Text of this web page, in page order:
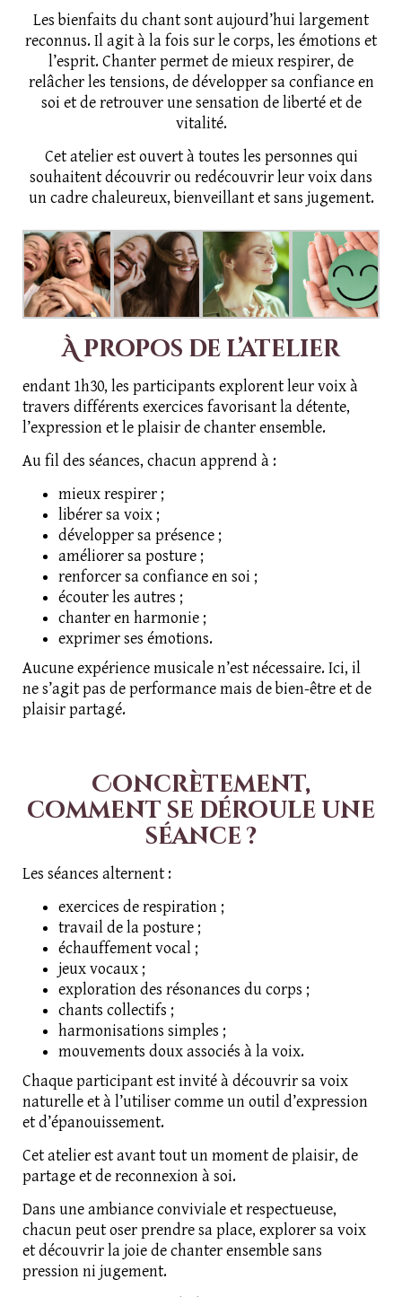
Les bienfaits du chant sont aujourd’hui largement
reconnus. Il agit à la fois sur le corps, les émotions et
l’esprit. Chanter permet de mieux respirer, de
relâcher les tensions, de développer sa confiance en
soi et de retrouver une sensation de liberté et de
vitalité.
Cet atelier est ouvert à toutes les personnes qui
souhaitent découvrir ou redécouvrir leur voix dans
un cadre chaleureux, bienveillant et sans jugement.
À propos de l’atelier
endant 1h30, les participants explorent leur voix à
travers différents exercices favorisant la détente,
l’expression et le plaisir de chanter ensemble.
Au fil des séances, chacun apprend à :
mieux respirer ;
libérer sa voix ;
développer sa présence ;
améliorer sa posture ;
renforcer sa confiance en soi ;
écouter les autres ;
chanter en harmonie ;
exprimer ses émotions.
Aucune expérience musicale n’est nécessaire. Ici, il
ne s’agit pas de performance mais de bien-être et de
plaisir partagé.
Concrètement,
comment se déroule une
séance ?
Les séances alternent :
exercices de respiration ;
travail de la posture ;
échauffement vocal ;
jeux vocaux ;
exploration des résonances du corps ;
chants collectifs ;
harmonisations simples ;
mouvements doux associés à la voix.
Chaque participant est invité à découvrir sa voix
naturelle et à l’utiliser comme un outil d’expression
et d’épanouissement.
Cet atelier est avant tout un moment de plaisir, de
partage et de reconnexion à soi.
Dans une ambiance conviviale et respectueuse,
chacun peut oser prendre sa place, explorer sa voix
et découvrir la joie de chanter ensemble sans
pression ni jugement.